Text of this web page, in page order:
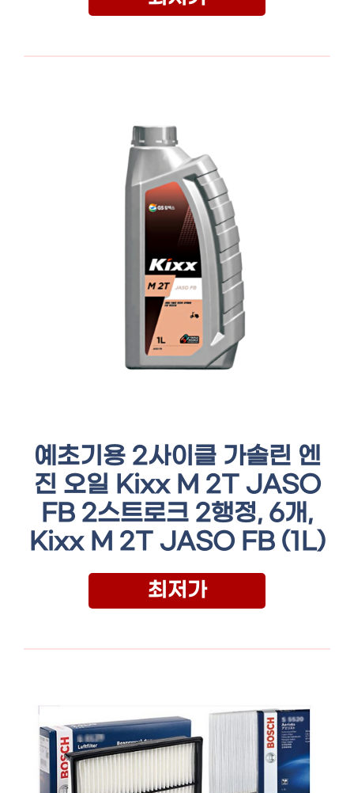
예초기용 2사이클 가솔린 엔
진 오일 Kixx M 2T JASO
FB 2스트로크 2행정, 6개,
Kixx M 2T JASO FB (1L)
최저가